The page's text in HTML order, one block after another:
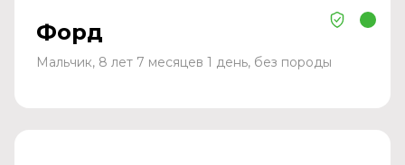
Форд
Мальчик, 8 лет 7 месяцев 1 день, без породы